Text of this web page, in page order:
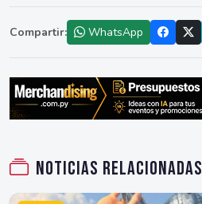
Compartir: WhatsApp
Noticias relacionadas